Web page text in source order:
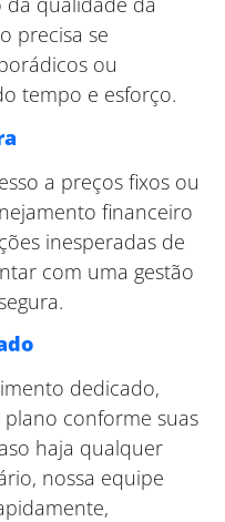
precisa se
ou
tempo e esforço.
a preços fixos ou
financeiro
inesperadas de
com uma gestão
dedicado,
conforme suas
haja qualquer
nossa equipe